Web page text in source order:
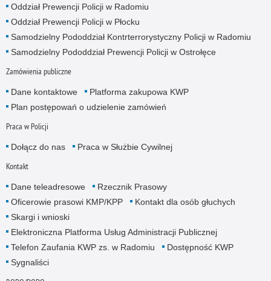
Oddział Prewencji Policji w Radomiu
Oddział Prewencji Policji w Płocku
Samodzielny Pododdział Kontrterrorystyczny Policji w Radomiu
Samodzielny Pododdział Prewencji Policji w Ostrołęce
Zamówienia publiczne
Dane kontaktowe
Platforma zakupowa KWP
Plan postępowań o udzielenie zamówień
Praca w Policji
Dołącz do nas Praca w Służbie Cywilnej
Kontakt
Dane teleadresowe
Rzecznik Prasowy
Oficerowie prasowi KMP/KPP
Kontakt dla osób głuchych
Skargi i wnioski
Elektroniczna Platforma Usług Administracji Publicznej
Telefon Zaufania KWP zs. w Radomiu
Dostępność KWP
Sygnaliści